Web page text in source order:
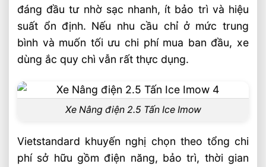
đáng đầu tư nhờ sạc nhanh, ít bảo trì và hiệu
suất ổn định. Nếu nhu cầu chỉ ở mức trung
bình và muốn tối ưu chi phí mua ban đầu, xe
dùng ắc quy chì vẫn rất thực dụng.
Xe Nâng điện 2.5 Tấn Ice Imow
Vietstandard khuyến nghị chọn theo tổng chi
phí sở hữu gồm điện năng, bảo trì, thời gian